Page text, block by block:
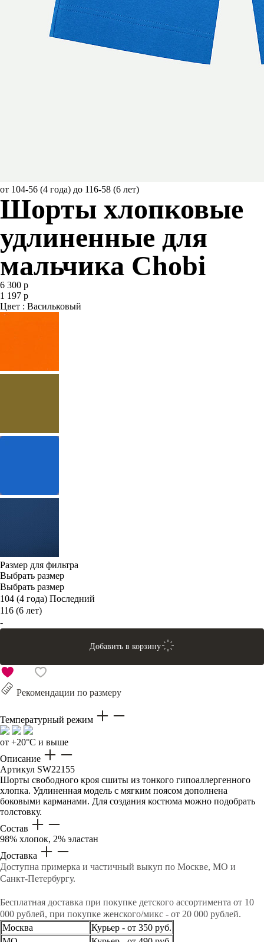
от 104-56 (4 года) до 116-58 (6 лет)
Шорты хлопковые
удлиненные для
мальчика Chobi
6 300 р
1 197 р
Цвет : Васильковый
Размер для фильтра
Выбрать размер
Выбрать размер
104 (4 года) Последний
116 (6 лет)
-
Добавить в корзину
Рекомендации по размеру
Температурный режим
от +20°C и выше
Описание
Артикул SW22155
Шорты свободного кроя сшиты из тонкого гипоаллергенного
хлопка. Удлиненная модель с мягким поясом дополнена
боковыми карманами. Для создания костюма можно подобрать
толстовку.
Состав
98% хлопок, 2% эластан
Доставка
Доступна примерка и частичный выкуп по Москве, МО и
Санкт-Петербургу.
Бесплатная доставка при покупке детского ассортимента от 10
000 рублей, при покупке женского/микс - от 20 000 рублей.
Москва
Курьер - от 350 руб.